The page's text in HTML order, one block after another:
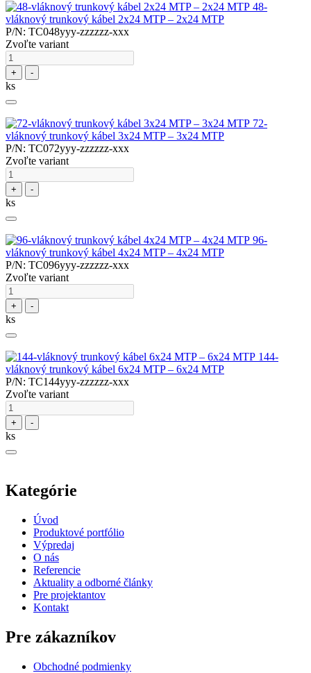
48-
vláknový trunkový kábel 2x24 MTP – 2x24 MTP
P/N: TC048yyy-zzzzzz-xxx
Zvoľte variant
+ -
ks
72-
vláknový trunkový kábel 3x24 MTP – 3x24 MTP
P/N: TC072yyy-zzzzzz-xxx
Zvoľte variant
+ -
ks
96-
vláknový trunkový kábel 4x24 MTP – 4x24 MTP
P/N: TC096yyy-zzzzzz-xxx
Zvoľte variant
+ -
ks
144-
vláknový trunkový kábel 6x24 MTP – 6x24 MTP
P/N: TC144yyy-zzzzzz-xxx
Zvoľte variant
+ -
ks
Kategórie
Úvod
Produktové portfólio
Výpredaj
O nás
Referencie
Aktuality a odborné články
Pre projektantov
Kontakt
Pre zákazníkov
Obchodné podmienky